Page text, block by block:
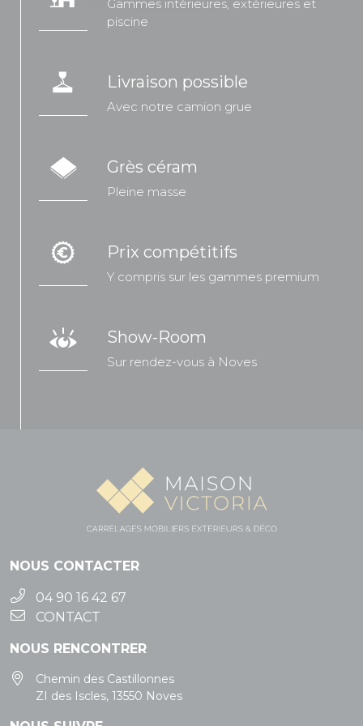
Gammes intérieures, extérieures et
piscine
Livraison possible
Avec notre camion grue
Grès céram
Pleine masse
Prix compétitifs
Y compris sur les gammes premium
Show-Room
Sur rendez-vous à Noves
NOUS CONTACTER
04 90 16 42 67
CONTACT
NOUS RENCONTRER
Chemin des Castillonnes
ZI des Iscles, 13550 Noves